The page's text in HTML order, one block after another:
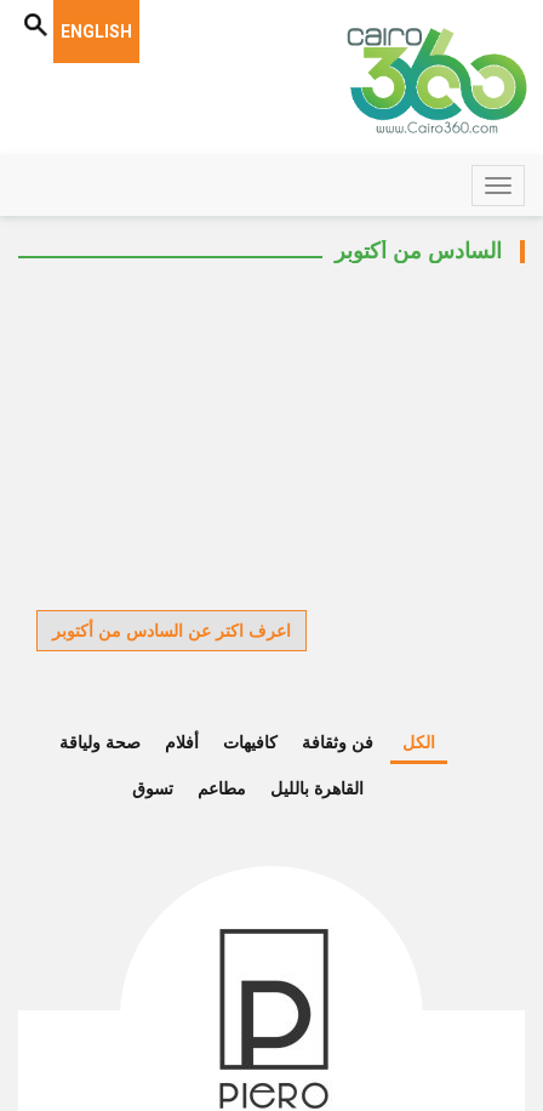
ENGLISH
السادس من أكتوبر
اعرف اكتر عن السادس من أكتوبر
الكل فن وثقافة كافيهات أفلام صحة ولياقة
القاهرة بالليل مطاعم تسوق